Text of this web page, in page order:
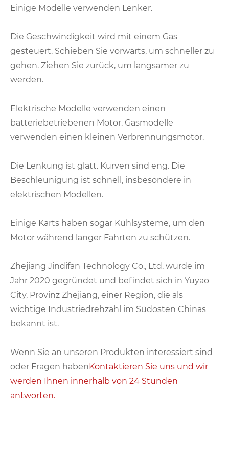
Einige Modelle verwenden Lenker.
Die Geschwindigkeit wird mit einem Gas
gesteuert. Schieben Sie vorwärts, um schneller zu
gehen. Ziehen Sie zurück, um langsamer zu
werden.
Elektrische Modelle verwenden einen
batteriebetriebenen Motor. Gasmodelle
verwenden einen kleinen Verbrennungsmotor.
Die Lenkung ist glatt. Kurven sind eng. Die
Beschleunigung ist schnell, insbesondere in
elektrischen Modellen.
Einige Karts haben sogar Kühlsysteme, um den
Motor während langer Fahrten zu schützen.
Zhejiang Jindifan Technology Co., Ltd. wurde im
Jahr 2020 gegründet und befindet sich in Yuyao
City, Provinz Zhejiang, einer Region, die als
wichtige Industriedrehzahl im Südosten Chinas
bekannt ist.
Wenn Sie an unseren Produkten interessiert sind
oder Fragen habenKontaktieren Sie uns und wir
werden Ihnen innerhalb von 24 Stunden
antworten.